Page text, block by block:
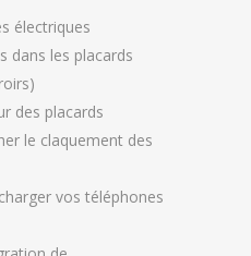
électriques
dans les placards
des placards
le claquement des
vos téléphones